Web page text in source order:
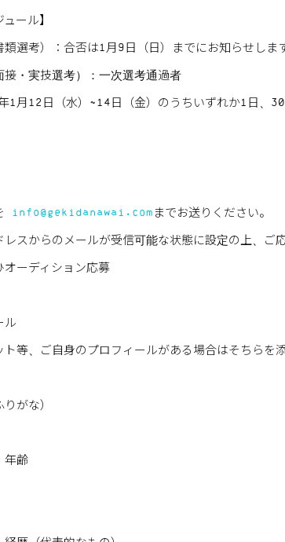
ュール】
類選考）：合否は1月9日（日）までにお知らせしま
接・実技選考）：一次選考通過者
1月12日（水）~14日（金）のうちいずれか1日、
info@gekidanawai.com までお送りください。
レスからのメールが受信可能な状態に設定の上、ご
オーディション応募
ル
等、ご自身のプロフィールがある場合はそちらを
りがな）
年齢